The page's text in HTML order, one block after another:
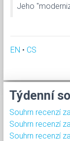
Jeho
EN • CS
Týdenní
Souhrn recenzí
Souhrn recenzí
Souhrn recenzí